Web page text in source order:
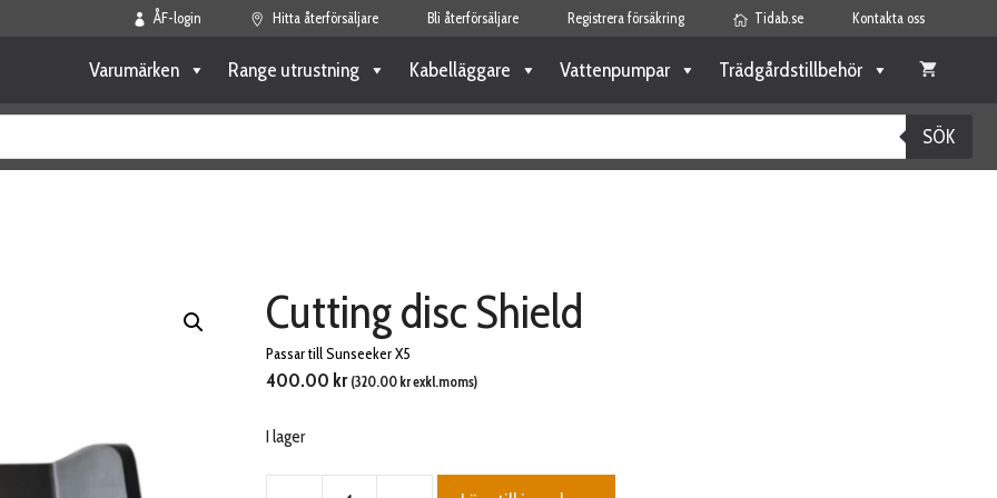
ÅF-login Hitta återförsäljare Bli återförsäljare Registrera försäkring Tidab.se Kontakta oss
Varumärken Range utrustning Kabelläggare Vattenpumpar Trädgårdstillbehör
SÖK
Cutting disc Shield
Passar till Sunseeker X5
400.00 kr (320.00 krexkl.moms)
I lager